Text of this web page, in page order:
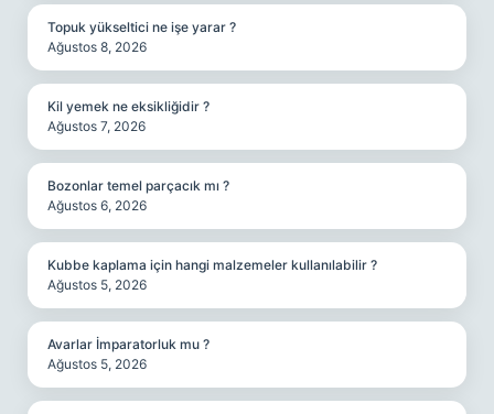
Topuk yükseltici ne işe yarar ?
Ağustos 8, 2026
Kil yemek ne eksikliğidir ?
Ağustos 7, 2026
Bozonlar temel parçacık mı ?
Ağustos 6, 2026
Kubbe kaplama için hangi malzemeler kullanılabilir ?
Ağustos 5, 2026
Avarlar İmparatorluk mu ?
Ağustos 5, 2026